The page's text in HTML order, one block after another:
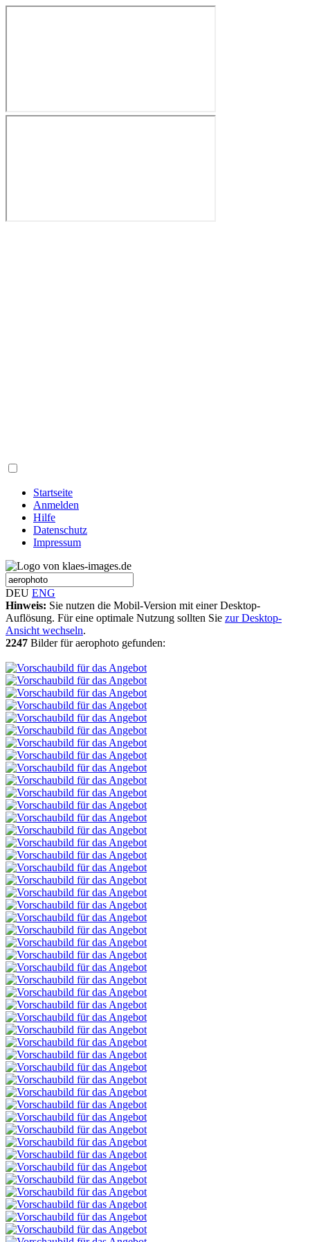
Startseite
Anmelden
Hilfe
Datenschutz
Impressum
DEU ENG
Hinweis: Sie nutzen die Mobil-Version mit einer Desktop-
Auflösung. Für eine optimale Nutzung sollten Sie zur Desktop-
Ansicht wechseln.
2247 Bilder für aerophoto gefunden: